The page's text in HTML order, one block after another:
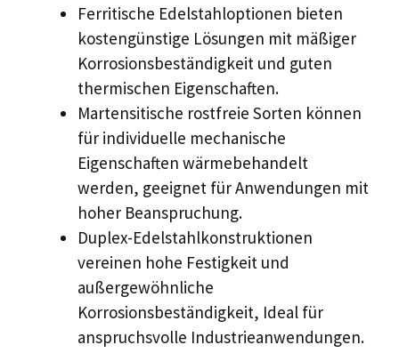
Ferritische Edelstahloptionen bieten
kostengünstige Lösungen mit mäßiger
Korrosionsbeständigkeit und guten
thermischen Eigenschaften.
Martensitische rostfreie Sorten können
für individuelle mechanische
Eigenschaften wärmebehandelt
werden, geeignet für Anwendungen mit
hoher Beanspruchung.
Duplex-Edelstahlkonstruktionen
vereinen hohe Festigkeit und
außergewöhnliche
Korrosionsbeständigkeit, Ideal für
anspruchsvolle Industrieanwendungen.